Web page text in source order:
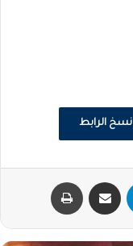
نسخ الرابط
تيلقرام مشاركة عبر البريد